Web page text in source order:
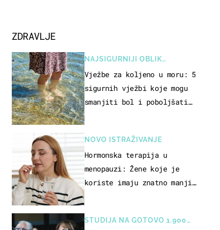
ZDRAVLJE
NAJSIGURNIJI OBLIK
REKREACIJE
Vježbe za koljeno u moru: 5
sigurnih vježbi koje mogu
smanjiti bol i poboljšati
NOVO ISTRAŽIVANJE
Hormonska terapija u
menopauzi: Žene koje je
koriste imaju znatno manji
STUDIJA NA GOTOVO 1.900